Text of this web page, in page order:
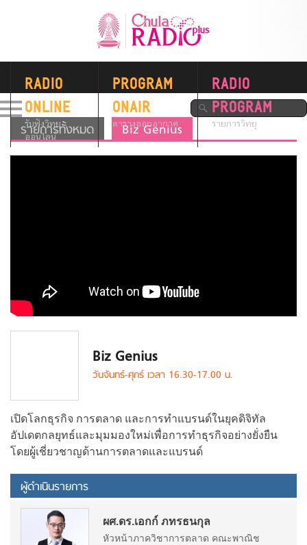
RADIO
ONLINE
รับฟังวิทยุ
ออนไลน์
PROGRAM
ONAIR
ตารางออกอากาศ
RADIO
PROGRAM
รายการวิทยุ
รายการทั้งหมด Biz Genius
Biz Genius
วันจันทร์-ศุกร์ เวลา 16.30-17.00 น.
เปิดโลกธุรกิจ การตลาด และการทำแบรนด์ในยุคดิจิทัล
อัปเดตกลยุทธ์และมุมมองใหม่เพื่อการทำธุรกิจอย่างยั่งยืน
โดยผู้เชี่ยวชาญด้านการตลาดและแบรนด์
ผู้ดำเนินรายการ
ผศ.ดร.เอกก์ ภทรธนกุล
หัวหน้าภาควิชาการตลาด คณะพาณิช